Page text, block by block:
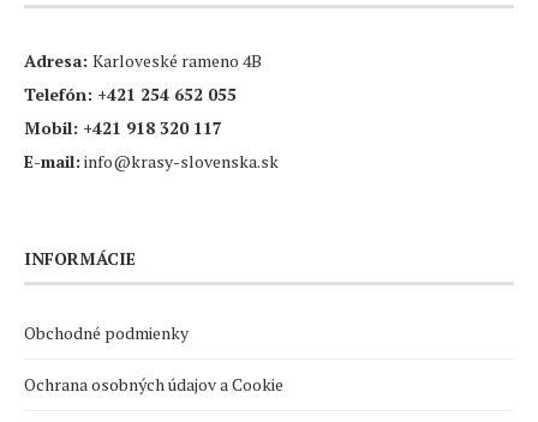
Adresa: Karloveské rameno 4B
Telefón: +421 254 652 055
Mobil: +421 918 320 117
E-mail: info@krasy-slovenska.sk
INFORMÁCIE
Obchodné podmienky
Ochrana osobných údajov a Cookie